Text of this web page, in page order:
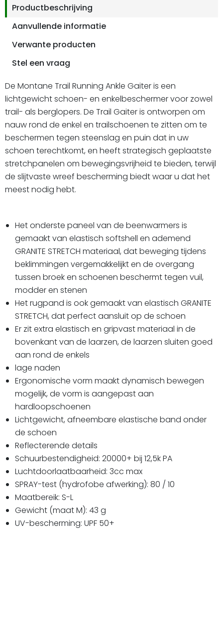
Productbeschrijving
Aanvullende informatie
Verwante producten
Stel een vraag
De Montane Trail Running Ankle Gaiter is een
lichtgewicht schoen- en enkelbeschermer voor zowel
trail- als berglopers. De Trail Gaiter is ontworpen om
nauw rond de enkel en trailschoenen te zitten om te
beschermen tegen steenslag en puin dat in uw
schoen terechtkomt, en heeft strategisch geplaatste
stretchpanelen om bewegingsvrijheid te bieden, terwijl
de slijtvaste wreef bescherming biedt waar u dat het
meest nodig hebt.
Het onderste paneel van de beenwarmers is
gemaakt van elastisch softshell en ademend
GRANITE STRETCH materiaal, dat beweging tijdens
beklimmingen vergemakkelijkt en de overgang
tussen broek en schoenen beschermt tegen vuil,
modder en stenen
Het rugpand is ook gemaakt van elastisch GRANITE
STRETCH, dat perfect aansluit op de schoen
Er zit extra elastisch en gripvast materiaal in de
bovenkant van de laarzen, de laarzen sluiten goed
aan rond de enkels
lage naden
Ergonomische vorm maakt dynamisch bewegen
mogelijk, de vorm is aangepast aan
hardloopschoenen
Lichtgewicht, afneembare elastische band onder
de schoen
Reflecterende details
Schuurbestendigheid: 20000+ bij 12,5k PA
Luchtdoorlaatbaarheid: 3cc max
SPRAY-test (hydrofobe afwerking): 80 / 10
Maatbereik: S-L
Gewicht (maat M): 43 g
UV-bescherming: UPF 50+